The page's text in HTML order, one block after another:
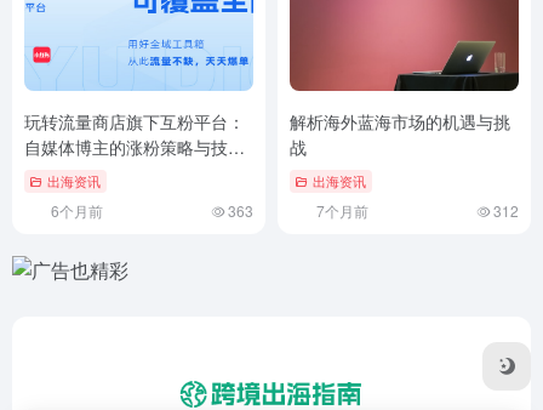
玩转流量商店旗下互粉平台：
自媒体博主的涨粉策略与技巧
分享出海资讯
6个月前 363
解析海外蓝海市场的机遇与挑
战
出海资讯
7个月前 312